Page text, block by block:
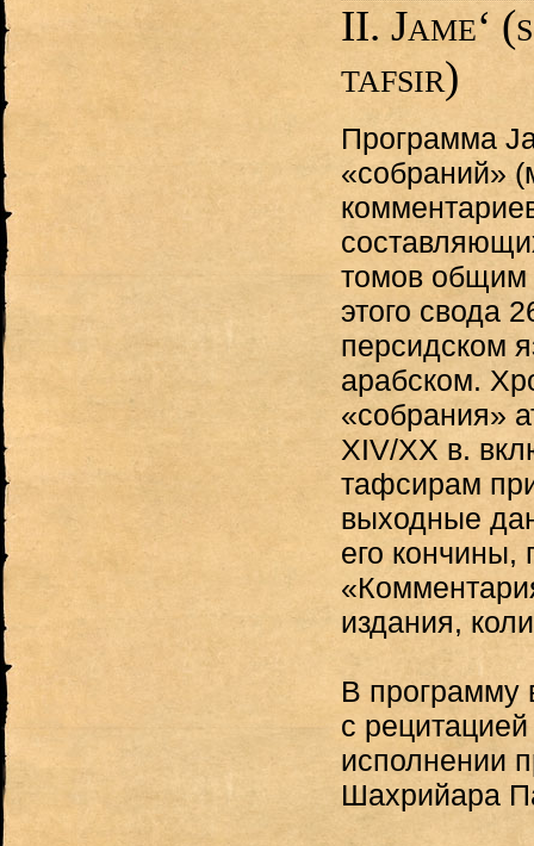
II. Jame‘
tafsir)
Программа
«собраний»
томов общим
этого свода
персидском
арабском.
«собрания»
XIV/XX в.
тафсирам
выходные
его кончины,
издания,
В программу
с
исполнении
Шахрийара